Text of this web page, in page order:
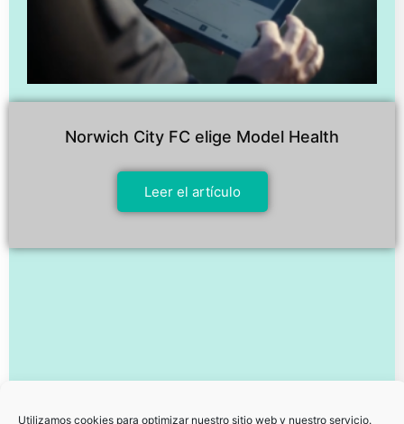
Utilizamos cookies para optimizar nuestro sitio web y nuestro servicio.
Norwich City FC elige Model Health
Leer el artículo